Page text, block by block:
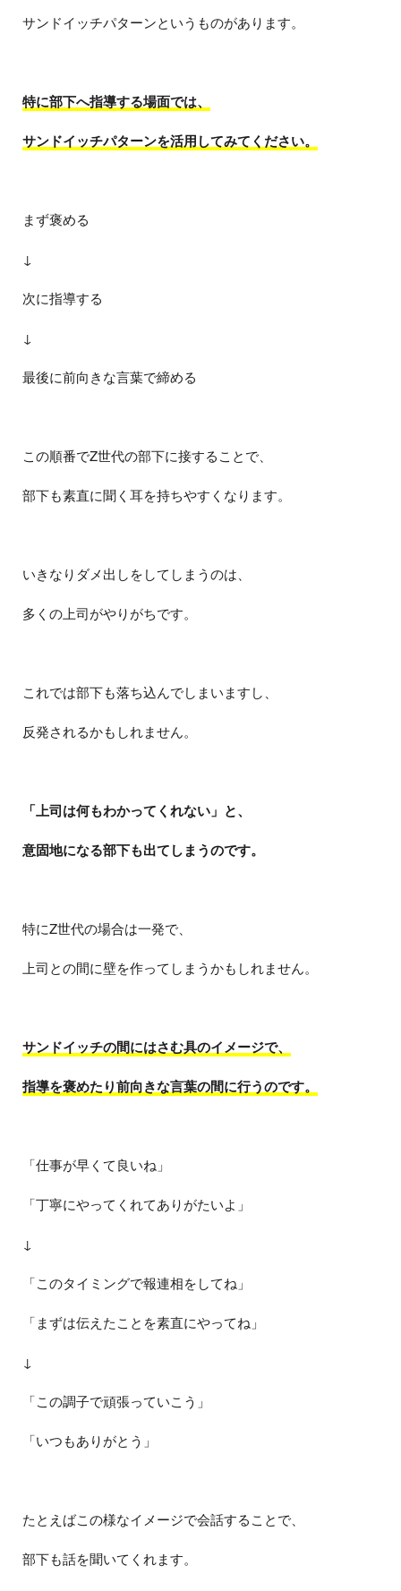
サンドイッチパターンというものがあります。
特に部下へ指導する場面では、
サンドイッチパターンを活用してみてください。
まず褒める
↓
次に指導する
↓
最後に前向きな言葉で締める
この順番でZ世代の部下に接することで、
部下も素直に聞く耳を持ちやすくなります。
いきなりダメ出しをしてしまうのは、
多くの上司がやりがちです。
これでは部下も落ち込んでしまいますし、
反発されるかもしれません。
「上司は何もわかってくれない」と、
意固地になる部下も出てしまうのです。
特にZ世代の場合は一発で、
上司との間に壁を作ってしまうかもしれません。
サンドイッチの間にはさむ具のイメージで、
指導を褒めたり前向きな言葉の間に行うのです。
「仕事が早くて良いね」
「丁寧にやってくれてありがたいよ」
↓
「このタイミングで報連相をしてね」
「まずは伝えたことを素直にやってね」
↓
「この調子で頑張っていこう」
「いつもありがとう」
たとえばこの様なイメージで会話することで、
部下も話を聞いてくれます。